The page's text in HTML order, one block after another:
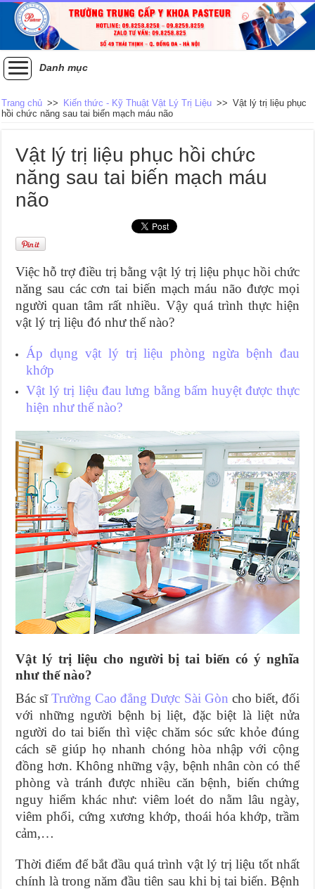
Danh mục
Trang chủ >> Kiến thức - Kỹ Thuật Vật Lý Trị Liệu >> Vật lý trị liệu phục
hồi chức năng sau tai biến mạch máu não
Vật lý trị liệu phục hồi chức
năng sau tai biến mạch máu
não
Việc hỗ trợ điều trị bằng vật lý trị liệu phục hồi chức
năng sau các cơn tai biến mạch máu não được mọi
người quan tâm rất nhiều. Vậy quá trình thực hiện
vật lý trị liệu đó như thế nào?
Áp dụng vật lý trị liệu phòng ngừa bệnh đau
khớp
Vật lý trị liệu đau lưng bằng bấm huyệt được thực
hiện như thế nào?
Vật lý trị liệu cho người bị tai biến có ý nghĩa
như thế nào?
Bác sĩTrường Cao đẳng Dược Sài Gòn cho biết, đối
với những người bệnh bị liệt, đặc biệt là liệt nửa
người do tai biến thì việc chăm sóc sức khỏe đúng
cách sẽ giúp họ nhanh chóng hòa nhập với cộng
đồng hơn. Không những vậy, bệnh nhân còn có thể
phòng và tránh được nhiều căn bệnh, biến chứng
nguy hiểm khác như: viêm loét do nằm lâu ngày,
viêm phổi, cứng xương khớp, thoái hóa khớp, trầm
cảm,…
Thời điểm để bắt đầu quá trình vật lý trị liệu tốt nhất
chính là trong năm đầu tiên sau khi bị tai biến. Bệnh